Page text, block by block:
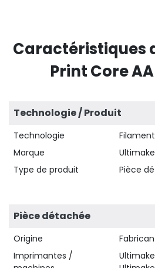
Caractéristiques
Print Core
Technologie / Produit
Technologie
Filament
Marque
Type de produit
Pièce
Pièce détachée
Origine
Imprimantes /